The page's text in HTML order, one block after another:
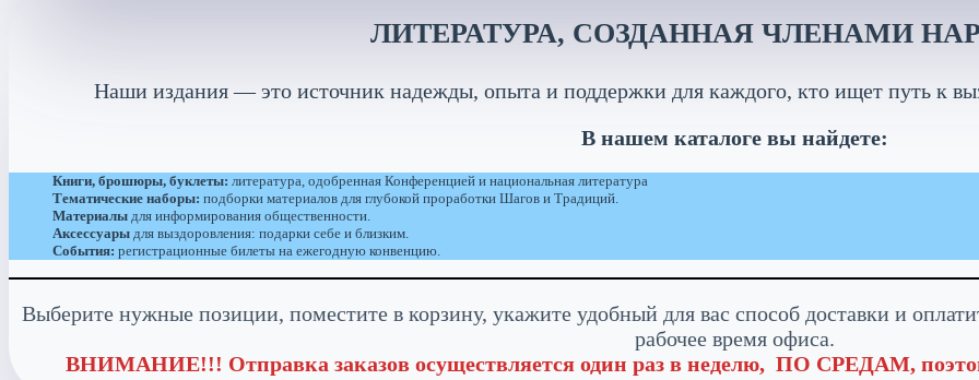
ЛИТЕРАТУРА, СОЗДАННАЯ ЧЛЕНАМИ
Наши издания — это источник надежды, опыта и поддержки для каждого, кто ищет путь к
В нашем каталоге вы найдете:
Книги, брошюры, буклеты: литература, одобренная Конференцией и национальная литература
Тематические наборы: подборки материалов для глубокой проработки Шагов и Традиций.
Материалы для информирования общественности.
Аксессуары для выздоровления: подарки себе и близким.
События: регистрационные билеты на ежегодную конвенцию.
Выберите нужные позиции, поместите в корзину, укажите удобный для вас способ доставки и
рабочее время офиса.
ВНИМАНИЕ!!! Отправка заказов осуществляется один раз в неделю, ПО СРЕДАМ,